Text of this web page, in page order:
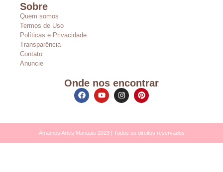
Sobre
Quem somos
Termos de Uso
Políticas e Privacidade
Transparência
Contato
Anuncie
Onde nos encontrar
Amamos Artes Manuais 2023 | Todos os direitos reservados